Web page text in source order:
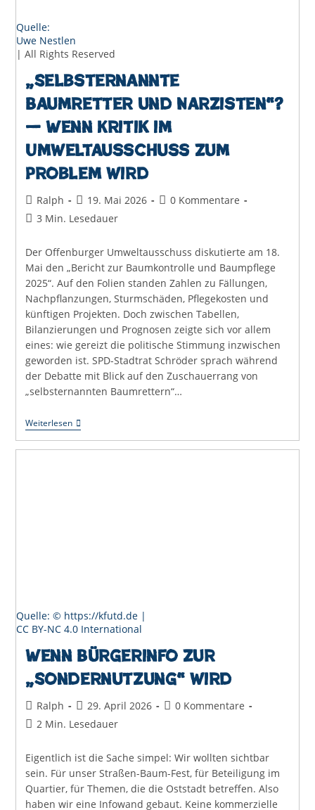
Quelle:
Uwe Nestlen
| All Rights Reserved
„Selbsternannte
Baumretter und Narzisten“?
— Wenn Kritik im
Umweltausschuss zum
Problem wird
Beitrags-
Autor:
Ralph
Beitrag
veröffentlicht:
19. Mai 2026
Beitrags-
0 Kommentare
Lesedauer:
3 Min. Lesedauer
Der Offenburger Umweltausschuss diskutierte am 18.
Mai den „Bericht zur Baumkontrolle und Baumpflege
2025“. Auf den Folien standen Zahlen zu Fällungen,
Nachpflanzungen, Sturmschäden, Pflegekosten und
künftigen Projekten. Doch zwischen Tabellen,
Bilanzierungen und Prognosen zeigte sich vor allem
eines: wie gereizt die politische Stimmung inzwischen
geworden ist. SPD-Stadtrat Schröder sprach während
der Debatte mit Blick auf den Zuschauerrang von
„selbsternannten Baumrettern“…
Weiterlesen„Selbsternannte
Baumretter
Quelle: © https://kfutd.de |
CC BY-NC 4.0 International
Wenn Bürgerinfo zur
„Sondernutzung“ wird
Beitrags-
Autor:
Ralph
Beitrag
veröffentlicht:
29. April 2026
Beitrags-
0 Kommentare
Lesedauer:
2 Min. Lesedauer
Eigentlich ist die Sache simpel: Wir wollten sichtbar
sein. Für unser Straßen-Baum-Fest, für Beteiligung im
Quartier, für Themen, die die Oststadt betreffen. Also
haben wir eine Infowand gebaut. Keine kommerzielle